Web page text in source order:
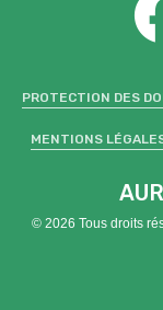
PROTECTION DES
MENTIONS
© 2026 Tous droits